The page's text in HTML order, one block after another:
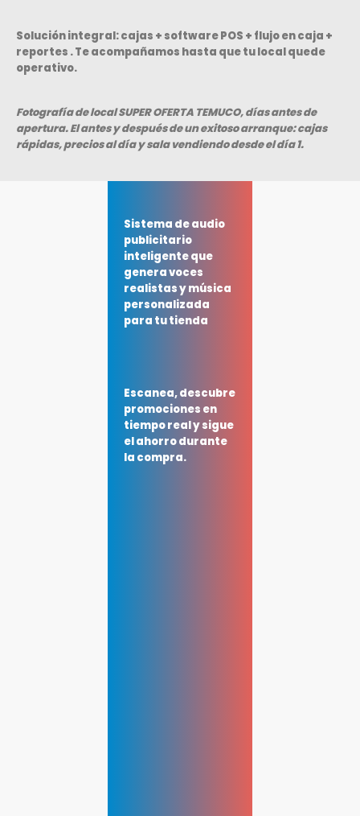
Solución integral:cajas + software POS + flujo en caja +
reportes . Te acompañamos hasta que tu local quede
operativo.
Fotografía de local SUPER OFERTA TEMUCO, días antes de
apertura. El antes y después de un exitoso arranque: cajas
rápidas, precios al día y sala vendiendo desde el día 1.
Sistema de audio
publicitario
inteligente que
genera voces
realistas y música
personalizada
para tu tienda
Escanea, descubre
promociones en
tiempo real y sigue
el ahorro durante
la compra.